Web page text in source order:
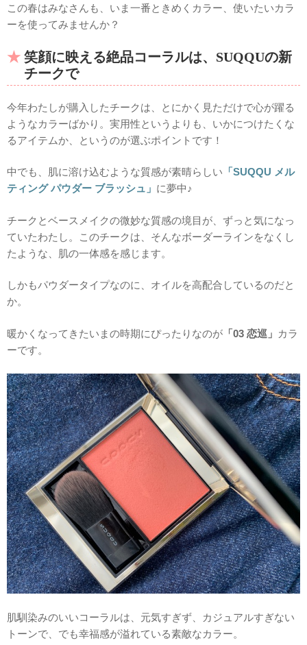
この春はみなさんも、いま一番ときめくカラー、使いたいカラ
ーを使ってみませんか？
笑顔に映える絶品コーラルは、SUQQUの新
チークで
今年わたしが購入したチークは、とにかく見ただけで心が躍る
ようなカラーばかり。実用性というよりも、いかにつけたくな
るアイテムか、というのが選ぶポイントです！
中でも、肌に溶け込むような質感が素晴らしい 「SUQQU メル
ティング パウダー ブラッシュ」 に夢中♪
チークとベースメイクの微妙な質感の境目が、ずっと気になっ
ていたわたし。このチークは、そんなボーダーラインをなくし
たような、肌の一体感を感じます。
しかもパウダータイプなのに、オイルを高配合しているのだと
か。
暖かくなってきたいまの時期にぴったりなのが 「03 恋巡」 カラ
ーです。
肌馴染みのいいコーラルは、元気すぎず、カジュアルすぎない
トーンで、でも幸福感が溢れている素敵なカラー。